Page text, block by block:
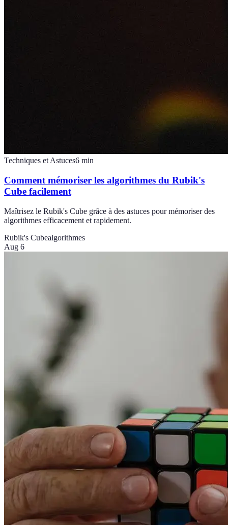
Techniques et Astuces6 min
Comment mémoriser les algorithmes du Rubik's
Cube facilement
Maîtrisez le Rubik's Cube grâce à des astuces pour mémoriser des
algorithmes efficacement et rapidement.
Rubik's Cubealgorithmes
Aug 6